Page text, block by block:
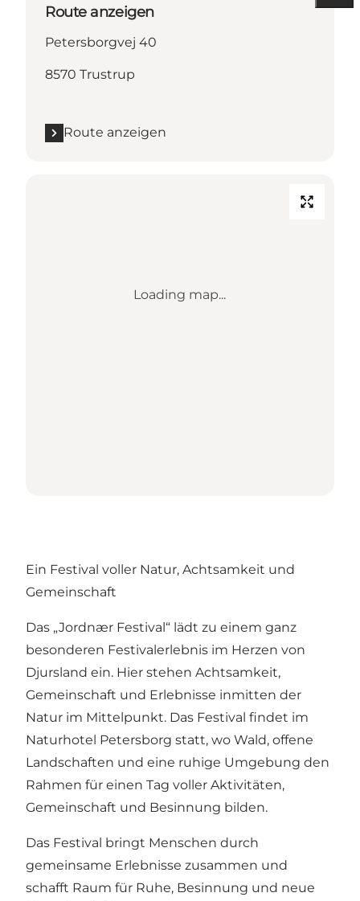
Route anzeigen
Petersborgvej 40
8570 Trustrup
Route anzeigen
Loading map...
Ein Festival voller Natur, Achtsamkeit und
Gemeinschaft
Das „Jordnær Festival“ lädt zu einem ganz
besonderen Festivalerlebnis im Herzen von
Djursland ein. Hier stehen Achtsamkeit,
Gemeinschaft und Erlebnisse inmitten der
Natur im Mittelpunkt. Das Festival findet im
Naturhotel Petersborg statt, wo Wald, offene
Landschaften und eine ruhige Umgebung den
Rahmen für einen Tag voller Aktivitäten,
Gemeinschaft und Besinnung bilden.
Das Festival bringt Menschen durch
gemeinsame Erlebnisse zusammen und
schafft Raum für Ruhe, Besinnung und neue